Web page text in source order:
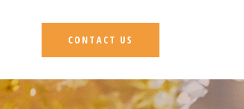
CONTACT US